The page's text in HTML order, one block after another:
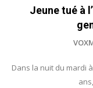
Jeune tué à
Dans la nuit du mardi